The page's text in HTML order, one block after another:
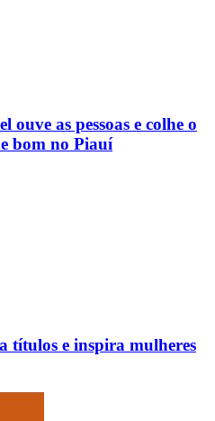
as pessoas e colhe o
bom no Piauí
títulos e inspira mulheres